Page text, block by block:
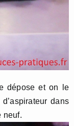
dépose et on le
dans
neuf.